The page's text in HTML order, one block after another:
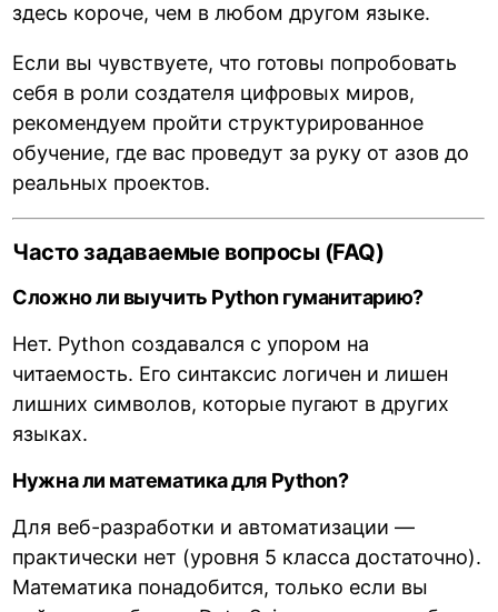
здесь короче, чем в любом другом языке.
Если вы чувствуете, что готовы попробовать
себя в роли создателя цифровых миров,
рекомендуем пройти структурированное
обучение, где вас проведут за руку от азов до
реальных проектов.
Часто задаваемые вопросы (FAQ)
Сложно ли выучить Python гуманитарию?
Нет. Python создавался с упором на
читаемость. Его синтаксис логичен и лишен
лишних символов, которые пугают в других
языках.
Нужна ли математика для Python?
Для веб-разработки и автоматизации —
практически нет (уровня 5 класса достаточно).
Математика понадобится, только если вы